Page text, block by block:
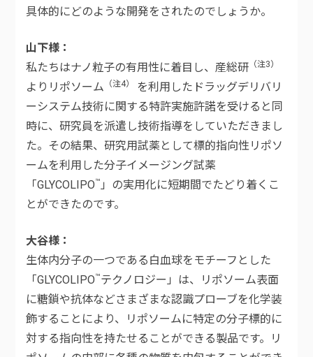
具体的にどのような開発をされたのでしょうか。
山下様
私たちはナノ粒子の有用性に着目し、産総研 （注3）
よりリポソーム （注4）
を利用したドラッグデリバリ
ーシステム技術に関する特許実施許諾を受けると同
時に、研究員を派遣し技術指導をしていただきまし
た。その結果、研究用試薬として標的指向性リポソ
ームを利用した分子イメージング試薬
「GLYCOLIPO™ 」の実用化に短期間でたどり着くこ
とができたのです。
大谷様
生体内分子の一つである白血球をモチーフとした
「GLYCOLIPO™テクノロジー」は、リポソーム表面
に糖鎖や抗体などさまざまな認識プローブを化学装
飾することにより、リポソームに特定の分子標的に
対する指向性を持たせることができる製品です。リ